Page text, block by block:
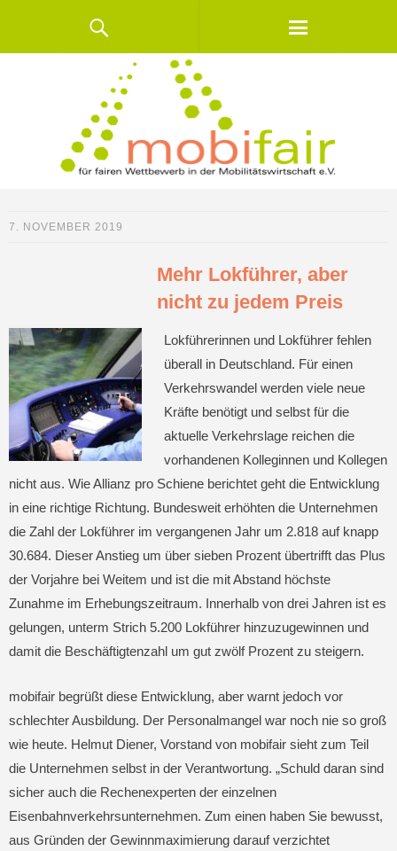
7. NOVEMBER 2019
Mehr Lokführer, aber
nicht zu jedem Preis
Lokführerinnen und Lokführer fehlen
überall in Deutschland. Für einen
Verkehrswandel werden viele neue
Kräfte benötigt und selbst für die
aktuelle Verkehrslage reichen die
vorhandenen Kolleginnen und Kollegen
nicht aus. Wie Allianz pro Schiene berichtet geht die Entwicklung
in eine richtige Richtung. Bundesweit erhöhten die Unternehmen
die Zahl der Lokführer im vergangenen Jahr um 2.818 auf knapp
30.684. Dieser Anstieg um über sieben Prozent übertrifft das Plus
der Vorjahre bei Weitem und ist die mit Abstand höchste
Zunahme im Erhebungszeitraum. Innerhalb von drei Jahren ist es
gelungen, unterm Strich 5.200 Lokführer hinzuzugewinnen und
damit die Beschäftigtenzahl um gut zwölf Prozent zu steigern.
mobifair begrüßt diese Entwicklung, aber warnt jedoch vor
schlechter Ausbildung. Der Personalmangel war noch nie so groß
wie heute. Helmut Diener, Vorstand von mobifair sieht zum Teil
die Unternehmen selbst in der Verantwortung. „Schuld daran sind
sicher auch die Rechenexperten der einzelnen
Eisenbahnverkehrsunternehmen. Zum einen haben Sie bewusst,
aus Gründen der Gewinnmaximierung darauf verzichtet